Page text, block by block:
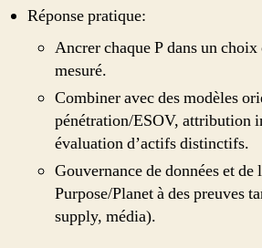
Réponse pratique:
Ancrer chaque P dans un
mesuré.
Combiner avec des modèles
pénétration/ESOV, attribution
évaluation d’actifs distinctifs.
Gouvernance de données et
Purpose/Planet à des preuves
supply, média).